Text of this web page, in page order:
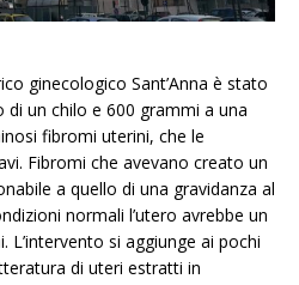
ginecologico Sant’Anna è stato
un chilo e 600 grammi a una
fibromi uterini, che le
Fibromi che avevano creato un
a quello di una gravidanza al
normali l’utero avrebbe un
L’intervento si aggiunge ai pochi
di uteri estratti in